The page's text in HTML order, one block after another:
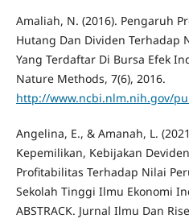
Amaliah, N. (2016). Pengaruh
Hutang Dan Dividen Terhadap
Yang Terdaftar Di Bursa Efek
Nature Methods, 7(6), 2016.
http://www.ncbi.nlm.nih.gov/
Angelina, E., & Amanah, L.
Kepemilikan, Kebijakan
Profitabilitas Terhadap Nilai
Sekolah Tinggi Ilmu Ekonomi
ABSTRACK. Jurnal Ilmu Dan